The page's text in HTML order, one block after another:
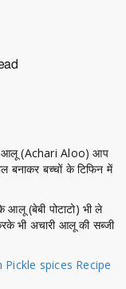
आलू (Achari Aloo) आप
बनाकर बच्चों के टिफिन में
(बेबी पोटाटो) भी ले
भी अचारी आलू की सब्जी
spices Recipe